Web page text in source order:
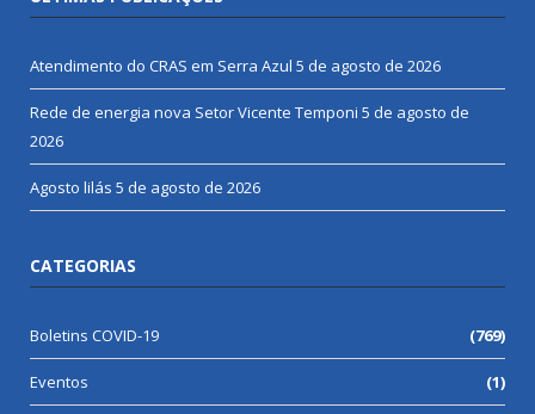
Atendimento do CRAS em Serra Azul 5 de agosto de 2026
Rede de energia nova Setor Vicente Temponi 5 de agosto de
2026
Agosto lilás 5 de agosto de 2026
CATEGORIAS
Boletins COVID-19 (769)
Eventos (1)